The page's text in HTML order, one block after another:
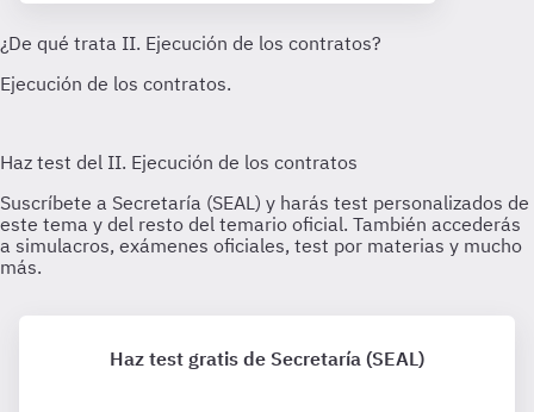
Haz test gratis de Secretaría (SEAL)